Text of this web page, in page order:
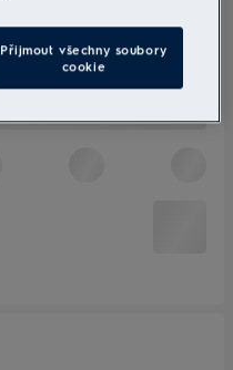
Přijmout všechny soubory
cookie